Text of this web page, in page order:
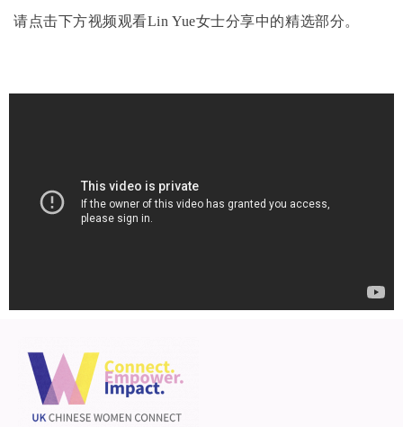
请点击下方视频观看Lin Yue女士分享中的精选部分。